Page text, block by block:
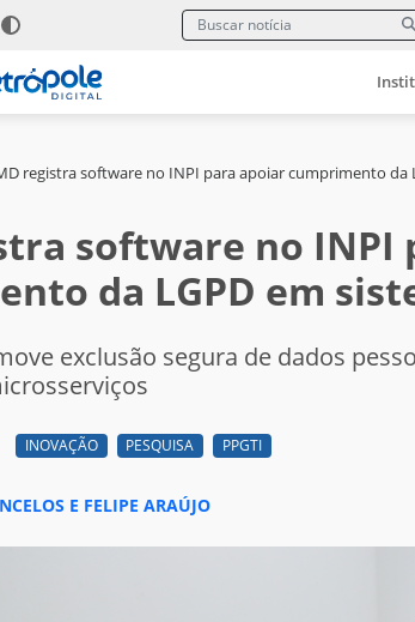
registra software no INPI para apoiar cumprimento da
software no INPI
da LGPD em
exclusão segura de dados
INOVAÇÃO PESQUISA PPGTI
E FELIPE ARAÚJO